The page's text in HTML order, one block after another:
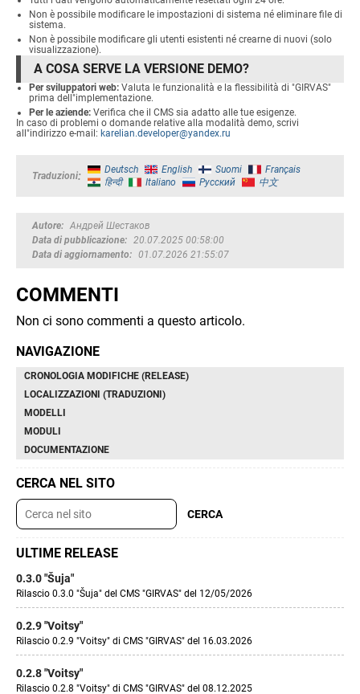
Non è possibile modificare le impostazioni di sistema né eliminare file di
sistema.
Non è possibile modificare gli utenti esistenti né crearne di nuovi (solo
visualizzazione).
A COSA SERVE LA VERSIONE DEMO?
Per sviluppatori web: Valuta le funzionalità e la flessibilità di "GIRVAS"
prima dell"implementazione.
Per le aziende: Verifica che il CMS sia adatto alle tue esigenze.
In caso di problemi o domande relative alla modalità demo, scrivi
all"indirizzo e-mail: karelian.developer@yandex.ru
Traduzioni
Deutsch English Suomi
Français
हिन्दी
Italiano Русский 中文
Autore
Андрей Шестаков
Data di pubblicazione
20.07.2025 00:58:00
Data di aggiornamento
01.07.2026 21:55:07
COMMENTI
Non ci sono commenti a questo articolo.
NAVIGAZIONE
CRONOLOGIA MODIFICHE (RELEASE)
LOCALIZZAZIONI (TRADUZIONI)
MODELLI
MODULI
DOCUMENTAZIONE
CERCA NEL SITO
ULTIME RELEASE
0.3.0 "Šuja"
Rilascio 0.3.0 "Šuja" del CMS "GIRVAS" del 12/05/2026
0.2.9 "Voitsy"
Rilascio 0.2.9 "Voitsy" di CMS "GIRVAS" del 16.03.2026
0.2.8 "Voitsy"
Rilascio 0.2.8 "Voitsy" di CMS "GIRVAS" del 08.12.2025